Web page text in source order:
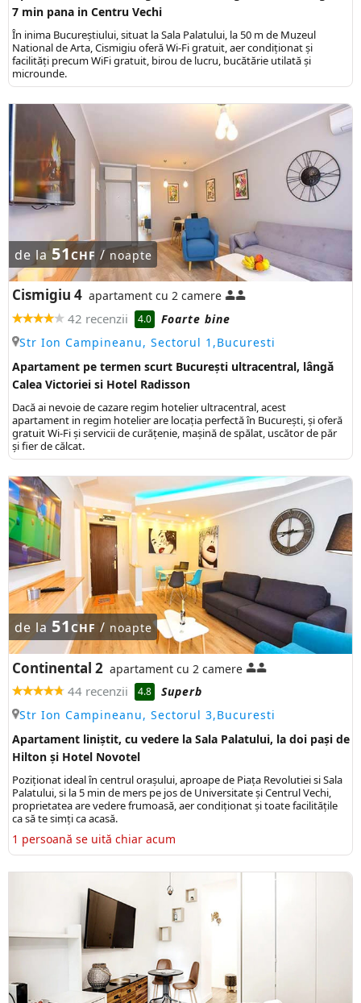
7 min pana in Centru Vechi
În inima Bucureștiului, situat la Sala Palatului, la 50 m de Muzeul
National de Arta, Cismigiu oferă Wi-Fi gratuit, aer condiționat și
facilități precum WiFi gratuit, birou de lucru, bucătărie utilată și
microunde.
de la51CHF / noapte
Cismigiu 4 apartament cu 2 camere
42 recenzii 4.0
Foarte bine
Str Ion Campineanu, Sectorul 1,Bucuresti
Apartament pe termen scurt București ultracentral, lângă
Calea Victoriei si Hotel Radisson
Dacă ai nevoie de cazare regim hotelier ultracentral, acest
apartament in regim hotelier are locaţia perfectă în Bucureşti, şi oferă
gratuit Wi-Fi şi servicii de curăţenie, mașină de spălat, uscător de păr
și fier de călcat.
de la 51CHF / noapte
Continental 2 apartament cu 2 camere
44 recenzii 4.8
Superb
Str Ion Campineanu, Sectorul 3,Bucuresti
Apartament liniștit, cu vedere la Sala Palatului, la doi pași de
Hilton și Hotel Novotel
Poziţionat ideal în centrul oraşului, aproape de Piaţa Revolutiei si Sala
Palatului, si la 5 min de mers pe jos de Universitate şi Centrul Vechi,
proprietatea are vedere frumoasă, aer condiționat și toate facilitățile
ca să te simți ca acasă.
1 persoană se uită chiar acum